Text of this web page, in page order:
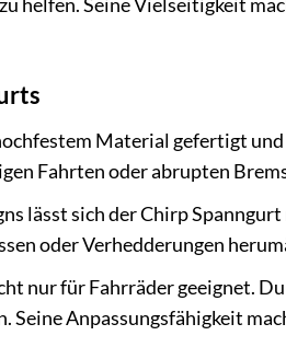
Material gefertigt
Fahrten oder abrupten
lässt sich der Chirp
oder Verhedderungen
nur für Fahrräder geeignet.
Seine Anpassungsfähigkeit